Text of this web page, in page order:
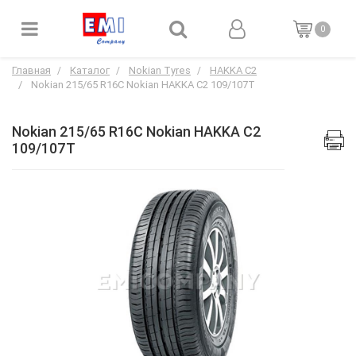
0
Главная Каталог Nokian Tyres
HAKKA C2
Nokian 215/65 R16C Nokian HAKKA C2 109/107T
Nokian 215/65 R16C Nokian HAKKA C2
109/107T